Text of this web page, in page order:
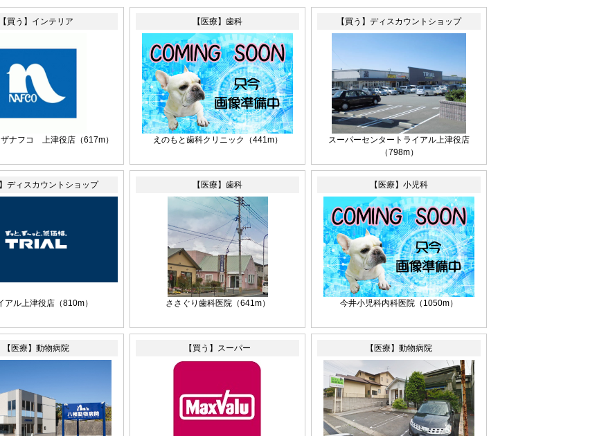
【買う】インテリア
ザナフコ 上津役店（617m）
【医療】歯科
えのもと歯科クリニック （441m）
【買う】ディスカウントショップ
スーパーセンタートライアル上津役店
（798m）
】ディスカウントショップ
アル上津役店（810m）
【医療】歯科
ささぐり歯科医院（641m）
【医療】小児科
今井小児科内科医院 （1050m）
【医療】動物病院 【買う】スーパー 【医療】動物病院